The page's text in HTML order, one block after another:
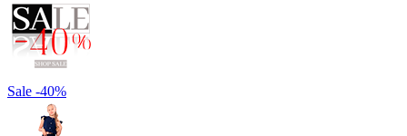
Sale -40%